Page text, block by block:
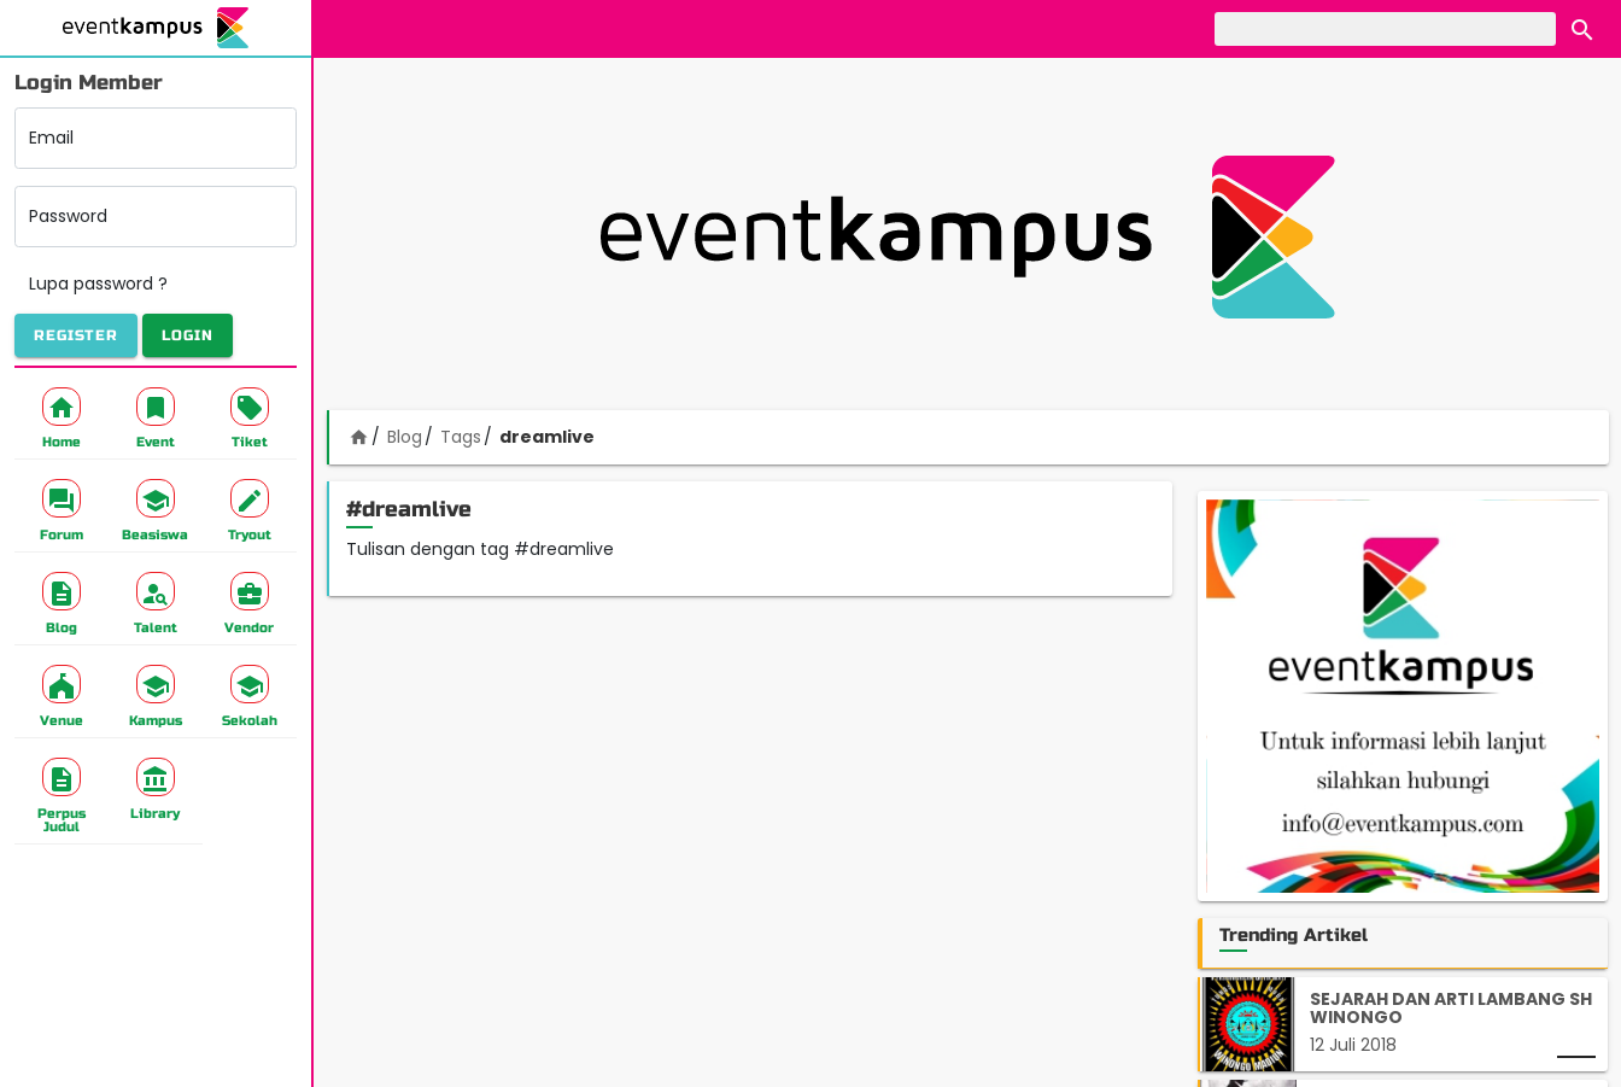
Login Member
Email
Password
Lupa password ?
REGISTER LOGIN
Home Event Tiket
Forum Beasiswa Tryout
Blog Talent Vendor
Venue Kampus Sekolah
Perpus
Judul
Library
home Blog Tags dreamlive
#dreamlive
Tulisan dengan tag #dreamlive
Trending Artikel
SEJARAH DAN ARTI LAMBANG SH
WINONGO
12 Juli 2018